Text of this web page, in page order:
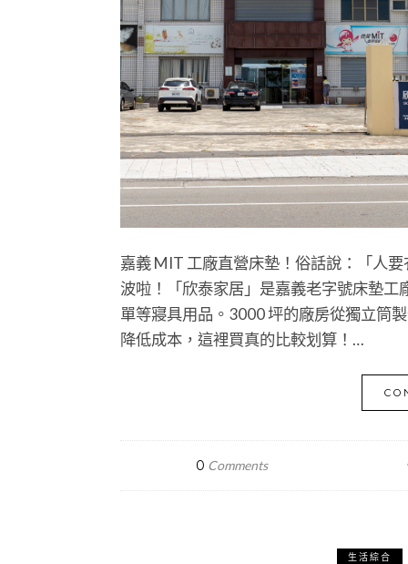
嘉義 MIT 工廠直營床墊！俗話說：「人
波啦！「欣泰家居」是嘉義老字號床墊
單等寢具用品。3000 坪的廠房從獨立筒
降低成本，這裡買真的比較划算！…
0 Comments
生活綜合